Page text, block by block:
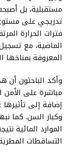
مستقبلية، بل
تدريجي على
فترات الحرارة
الماضية، مع
المعروفة بمناخها
وأكد الباحثون أن
مباشرة على الأمن
إضافة إلى
وكبار السن. كما
الموارد المائية
التساقطات